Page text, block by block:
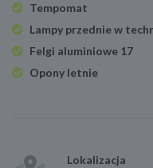
Tempomat
Lampy przednie w
Felgi aluminiowe 17
Opony letnie
Lokalizacja